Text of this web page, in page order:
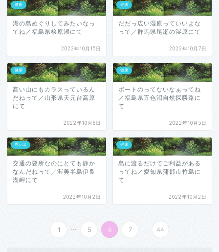
健康
湖の島めぐりしてみたいなっ
てね／福島県桧原湖にて
2022年10月15日
健康
だだっ広い湿原っていいよな
って／群馬県尾瀬の湿原にて
2022年10月7日
健康
高い山にもカラスっているん
だねって／山形県天元台高原
にて
2022年10月6日
健康
ボートのってないなぁってね
／福島県五色沼自然探勝路に
て
2022年10月5日
思い出
交通の要所なのにとても静か
なんだねって／渥美半島伊良
湖岬にて
2022年10月2日
健康
島に渡るだけでご利益がある
ってね／愛知県蒲郡市竹島に
て
2022年10月2日
1 ... 5 6 7 ... 44